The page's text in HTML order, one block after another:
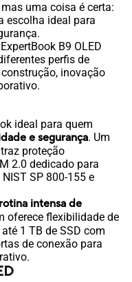
uma coisa é certa:
escolha ideal para
B9 OLED
perfis de
inovação
ideal para quem
e segurança. Um
proteção
2.0 dedicado para
SP 800-155 e
intensa de
oferece flexibilidade de
1 TB de SSD com
de conexão para